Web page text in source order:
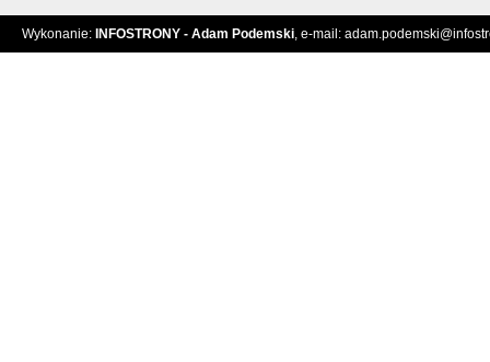
Wykonanie: INFOSTRONY - Adam Podemski, e-mail: